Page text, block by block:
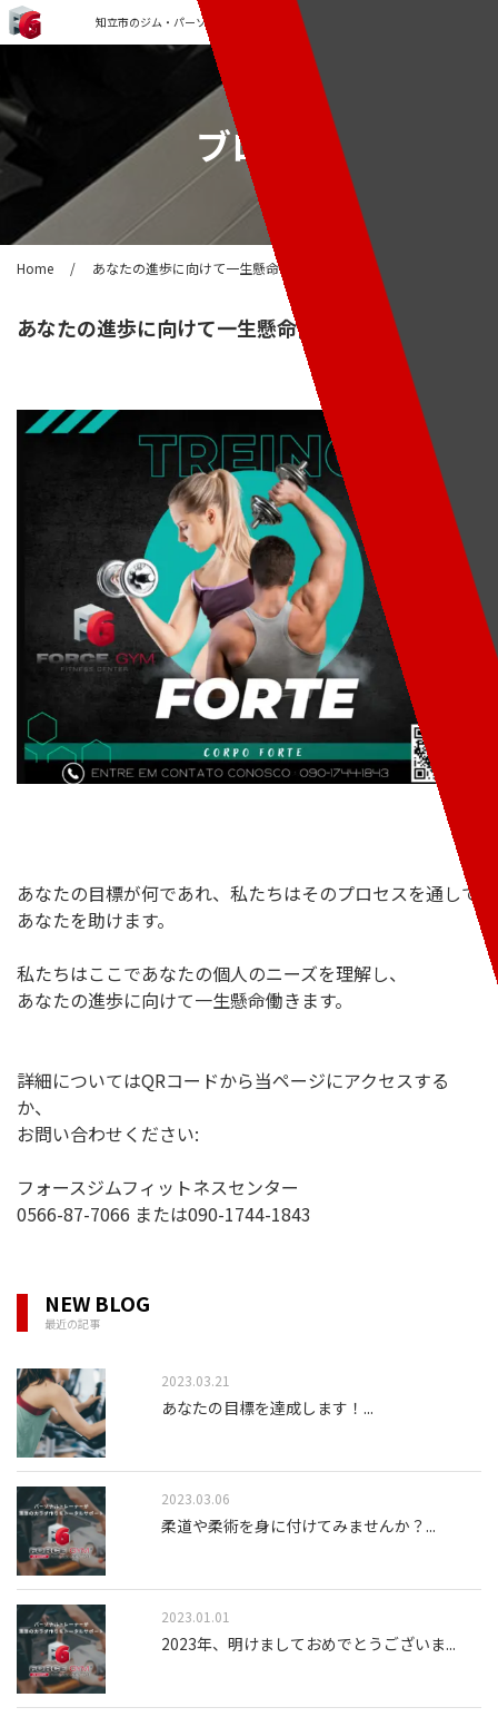
知立市のジム・パーソナルトレーニングなら「FORCE GYM」
ブログ
Home / あなたの進歩に向けて一生懸命働きます。
あなたの進歩に向けて一生懸命働きます。
あなたの目標が何であれ、私たちはそのプロセスを通して
あなたを助けます。
私たちはここであなたの個人のニーズを理解し、
あなたの進歩に向けて一生懸命働きます。
詳細についてはQRコードから当ページにアクセスする
か、
お問い合わせください:
フォースジムフィットネスセンター
0566-87-7066 または090-1744-1843
NEW BLOG
最近の記事
2023.03.21
あなたの目標を達成します！ ...
2023.03.06
柔道や柔術を身に付けてみませんか？ ...
2023.01.01
2023年、明けましておめでとうございま...